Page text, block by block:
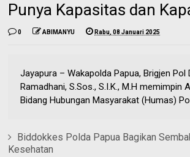
Punya Kapasitas dan
0 ABIMANYU Rabu, 08 Januari 2025
Jayapura – Wakapolda Papua, Brigjen Pol
Ramadhani, S.Sos., S.I.K., M.H memimpin
Bidang Hubungan Masyarakat (Humas)
Biddokkes Polda Papua Bagikan
Kesehatan